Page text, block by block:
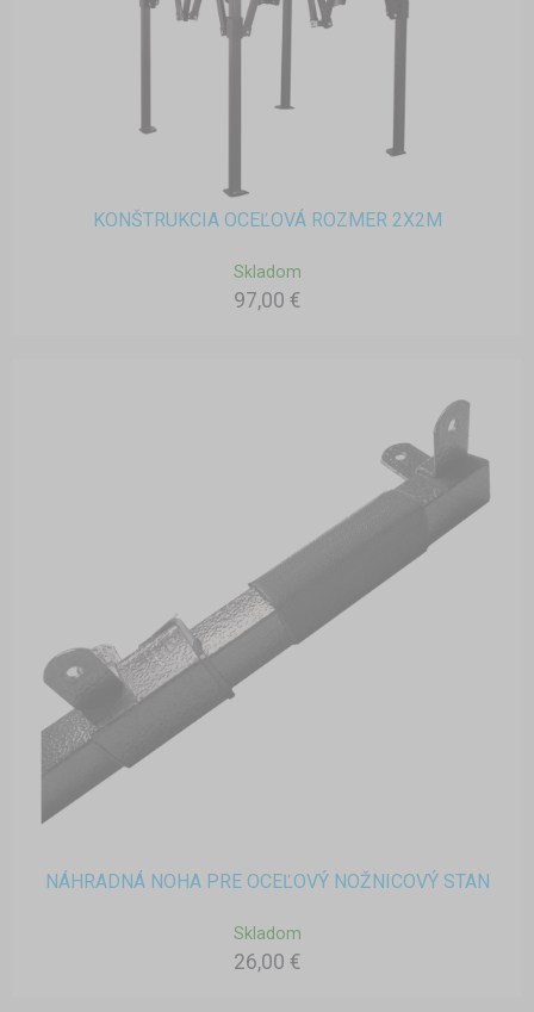
KONŠTRUKCIA OCEĽOVÁ ROZMER 2X2M
Skladom
97,00 €
NÁHRADNÁ NOHA PRE OCEĽOVÝ NOŽNICOVÝ STAN
Skladom
26,00 €